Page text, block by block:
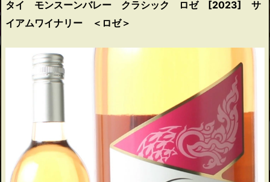
タイ モンスーンバレー クラシック ロゼ [2023] サ
イアムワイナリー ＜ロゼ＞